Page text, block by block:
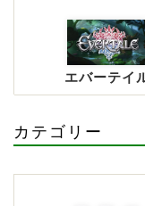
エバーテイ
カテゴリー